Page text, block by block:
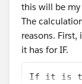
this will be
The
reasons. First,
it has for IF.
If it is